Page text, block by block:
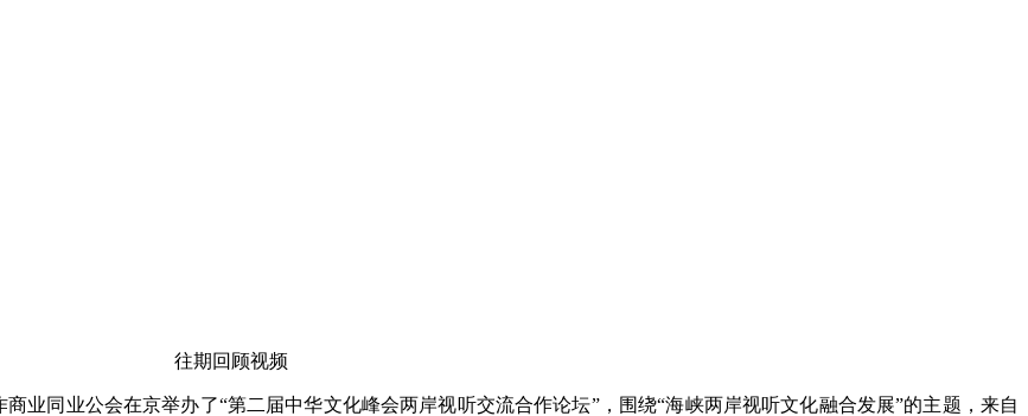
往期回顾视频
业同业公会在京举办了“第二届中华文化峰会两岸视听交流合作论坛”，围绕“海峡两岸视听文化融合发展”的主题，来自